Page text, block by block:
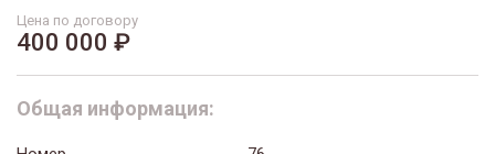
Цена по договору
400 000 ₽
Общая информация: